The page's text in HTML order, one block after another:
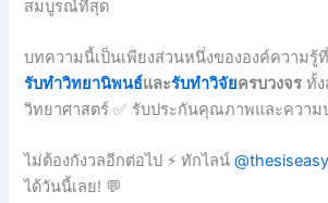
สมบูรณ์ที่สุด
บทความนี้เป็นเพียงส่วนหนึ่งขององค์ความรู้ที่
รับทำวิทยานิพนธ์และรับทำวิจัยครบวงจร ทั้
วิทยาศาสตร์ ✅ รับประกันคุณภาพและความ
ไม่ต้องกังวลอีกต่อไป ⚡ ทักไลน์@thesiseasy
ได้วันนี้เลย! 💬